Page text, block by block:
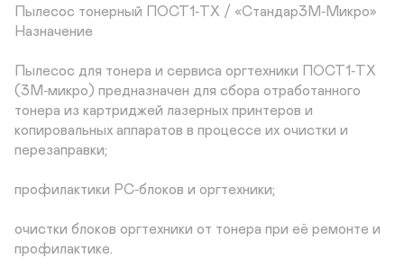
Пылесос тонерный ПОСТ1‑ТХ / «Стандар3М‑Микро»
Назначение
Пылесос для тонера и сервиса оргтехники ПОСТ1‑ТХ
(3М‑микро) предназначен для сбора отработанного
тонера из картриджей лазерных принтеров и
копировальных аппаратов в процессе их очистки и
перезаправки;
профилактики РС‑блоков и оргтехники;
очистки блоков оргтехники от тонера при её ремонте и
профилактике.